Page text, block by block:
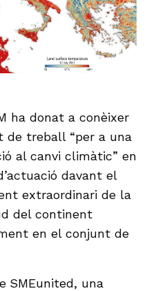
ha donat a conèixer
de treball “per a una
al canvi climàtic” en
davant el
extraordinari de la
del continent
en el conjunt de
SMEunited, una